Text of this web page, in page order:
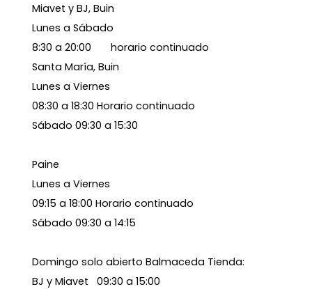
Miavet y BJ, Buin
Lunes a Sábado
8:30 a 20:00 horario continuado
Santa María, Buin
Lunes a Viernes
08:30 a 18:30 Horario continuado
Sábado 09:30 a 15:30
Paine
Lunes a Viernes
09:15 a 18:00 Horario continuado
Sábado 09:30 a 14:15
Domingo solo abierto Balmaceda Tienda:
BJ y Miavet 09:30 a 15:00